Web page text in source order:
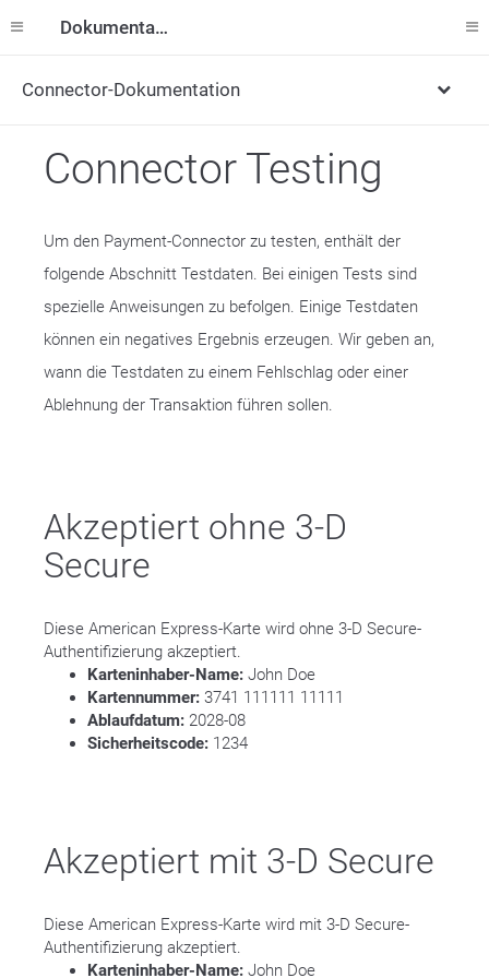
Dokumentation
Connector-Dokumentation
Connector Testing
Um den Payment-Connector zu testen, enthält der
folgende Abschnitt Testdaten. Bei einigen Tests sind
spezielle Anweisungen zu befolgen. Einige Testdaten
können ein negatives Ergebnis erzeugen. Wir geben an,
wann die Testdaten zu einem Fehlschlag oder einer
Ablehnung der Transaktion führen sollen.
Akzeptiert ohne 3-D
Secure
Diese American Express-Karte wird ohne 3-D Secure-
Authentifizierung akzeptiert.
Karteninhaber-Name: John Doe
Kartennummer: 3741 111111 11111
Ablaufdatum: 2028-08
Sicherheitscode: 1234
Akzeptiert mit 3-D Secure
Diese American Express-Karte wird mit 3-D Secure-
Authentifizierung akzeptiert.
Karteninhaber-Name: John Doe